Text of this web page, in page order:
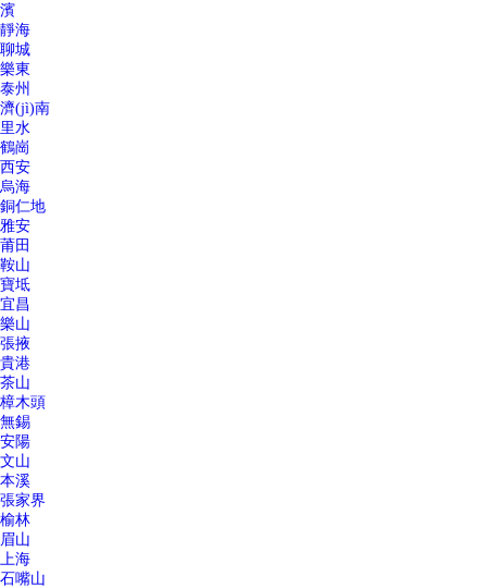
濱
靜海
聊城
樂東
泰州
濟(jì)南
里水
鶴崗
西安
烏海
銅仁地
雅安
莆田
鞍山
寶坻
宜昌
樂山
張掖
貴港
茶山
樟木頭
無錫
安陽
文山
本溪
張家界
榆林
眉山
上海
石嘴山